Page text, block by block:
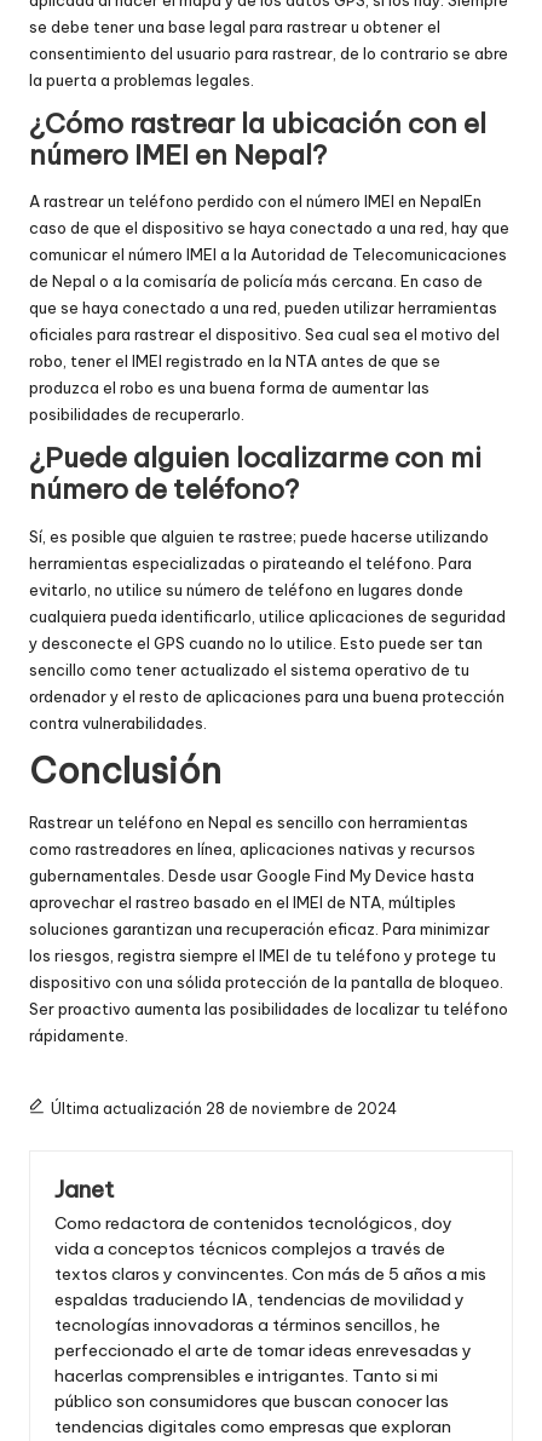
se debe tener una base legal para rastrear u obtener el
consentimiento del usuario para rastrear, de lo contrario se abre
la puerta a problemas legales.
¿Cómo rastrear la ubicación con el
número IMEI en Nepal?
Arastrear un teléfono perdido con el número IMEI en NepalEn
caso de que el dispositivo se haya conectado a una red, hay que
comunicar el número IMEI a la Autoridad de Telecomunicaciones
de Nepal o a la comisaría de policía más cercana. En caso de
que se haya conectado a una red, pueden utilizar herramientas
oficiales para rastrear el dispositivo. Sea cual sea el motivo del
robo, tener el IMEI registrado en la NTA antes de que se
produzca el robo es una buena forma de aumentar las
posibilidades de recuperarlo.
¿Puede alguien localizarme con mi
número de teléfono?
Sí, es posible que alguien te rastree; puede hacerse utilizando
herramientas especializadas o pirateando el teléfono. Para
evitarlo, no utilice su número de teléfono en lugares donde
cualquiera pueda identificarlo, utilice aplicaciones de seguridad
y desconecte el GPS cuando no lo utilice. Esto puede ser tan
sencillo como tener actualizado el sistema operativo de tu
ordenador y el resto de aplicaciones para una buena protección
contra vulnerabilidades.
Conclusión
Rastrear un teléfono en Nepal es sencillo con herramientas
como rastreadores en línea, aplicaciones nativas y recursos
gubernamentales. Desde usar Google Find My Device hasta
aprovechar el rastreo basado en el IMEI de NTA, múltiples
soluciones garantizan una recuperación eficaz. Para minimizar
los riesgos, registra siempre el IMEI de tu teléfono y protege tu
dispositivo con una sólida protección de la pantalla de bloqueo.
Ser proactivo aumenta las posibilidades de localizar tu teléfono
rápidamente.
Última actualización 28 de noviembre de 2024
Janet
Como redactora de contenidos tecnológicos, doy
vida a conceptos técnicos complejos a través de
textos claros y convincentes. Con más de 5 años a mis
espaldas traduciendo IA, tendencias de movilidad y
tecnologías innovadoras a términos sencillos, he
perfeccionado el arte de tomar ideas enrevesadas y
hacerlas comprensibles e intrigantes. Tanto si mi
público son consumidores que buscan conocer las
tendencias digitales como empresas que exploran